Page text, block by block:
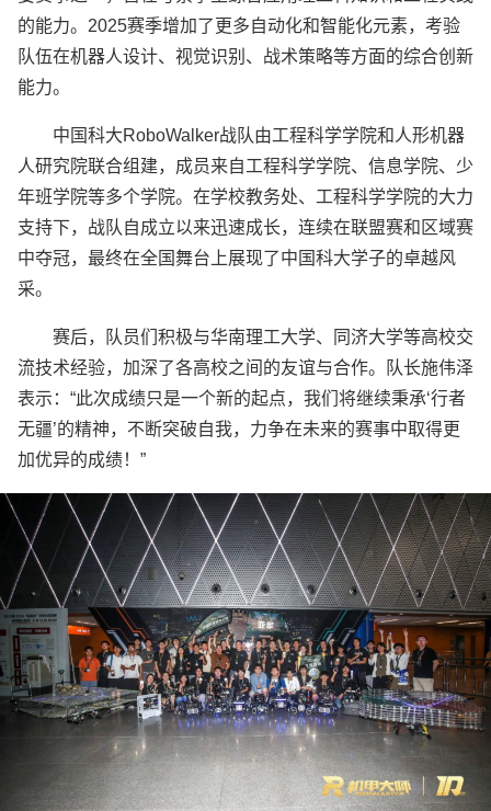
的能力。2025赛季增加了更多自动化和智能化元素，考验
队伍在机器人设计、视觉识别、战术策略等方面的综合创新
能力。
中国科大RoboWalker战队由工程科学学院和人形机器
人研究院联合组建，成员来自工程科学学院、信息学院、少
年班学院等多个学院。在学校教务处、工程科学学院的大力
支持下，战队自成立以来迅速成长，连续在联盟赛和区域赛
中夺冠，最终在全国舞台上展现了中国科大学子的卓越风
采。
赛后，队员们积极与华南理工大学、同济大学等高校交
流技术经验，加深了各高校之间的友谊与合作。队长施伟泽
表示：“此次成绩只是一个新的起点，我们将继续秉承‘行者
无疆’的精神，不断突破自我，力争在未来的赛事中取得更
加优异的成绩！”